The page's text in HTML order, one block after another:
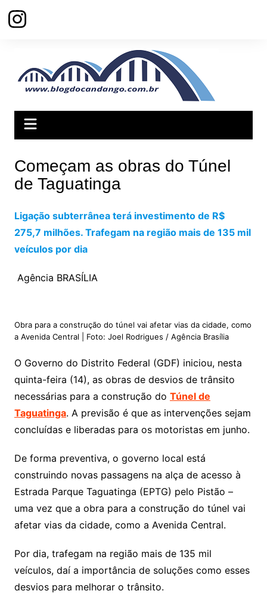
para
Começam as obras do Túnel
de Taguatinga
Ligação subterrânea terá investimento de R$
275,7 milhões. Trafegam na região mais de 135 mil
veículos por dia
Agência BRASÍLIA
Obra para a construção do túnel vai afetar vias da cidade, como
a Avenida Central | Foto: Joel Rodrigues / Agência Brasília
O Governo do Distrito Federal (GDF) iniciou, nesta
quinta-feira (14), as obras de desvios de trânsito
necessárias para a construção do Túnel de
Taguatinga. A previsão é que as intervenções sejam
concluídas e liberadas para os motoristas em junho.
De forma preventiva, o governo local está
construindo novas passagens na alça de acesso à
Estrada Parque Taguatinga (EPTG) pelo Pistão –
uma vez que a obra para a construção do túnel vai
afetar vias da cidade, como a Avenida Central.
Por dia, trafegam na região mais de 135 mil
veículos, daí a importância de soluções como esses
desvios para melhorar o trânsito.